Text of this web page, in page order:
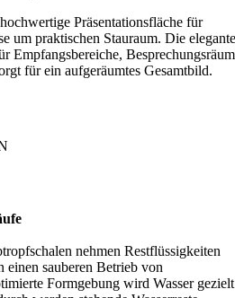
Präsentationsfläche für
um praktischen Stauraum. Die
Empfangsbereiche,
für ein aufgeräumtes Gesamtbild.
nehmen Restflüssigkeiten
einen sauberen Betrieb von
Formgebung wird Wasser gezielt